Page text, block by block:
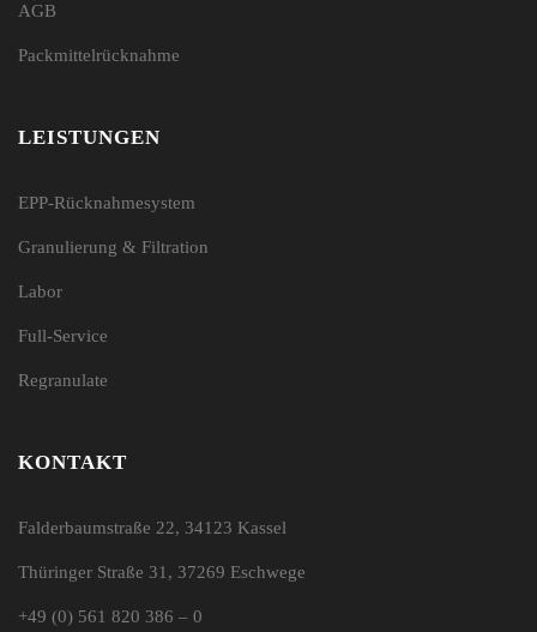
AGB
Packmittelrücknahme
LEISTUNGEN
EPP-Rücknahmesystem
Granulierung & Filtration
Labor
Full-Service
Regranulate
KONTAKT
Falderbaumstraße 22, 34123 Kassel
Thüringer Straße 31, 37269 Eschwege
+49 (0) 561 820 386 – 0